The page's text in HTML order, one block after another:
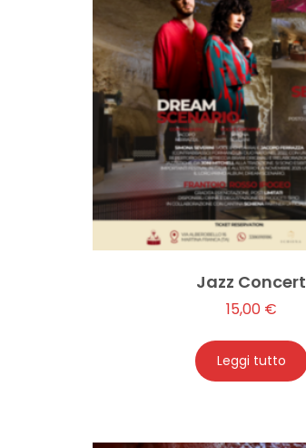
Jazz Concert
15,00 €
Leggi tutto